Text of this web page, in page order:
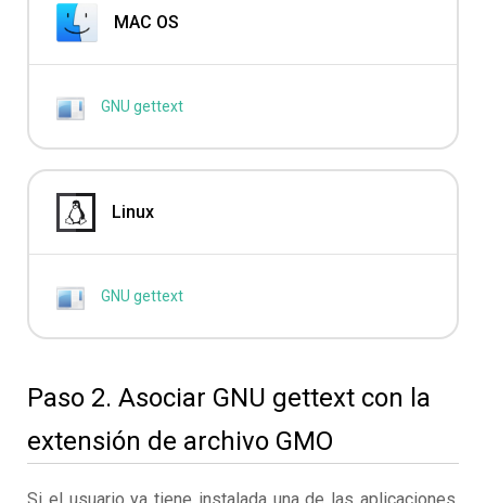
MAC OS
GNU gettext
Linux
GNU gettext
Paso 2. Asociar GNU gettext con la
extensión de archivo GMO